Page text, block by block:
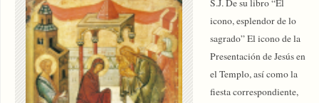
S.J. De su libro “El
icono, esplendor de lo
sagrado” El icono de la
Presentación de Jesús en
el Templo, así como la
fiesta correspondiente,